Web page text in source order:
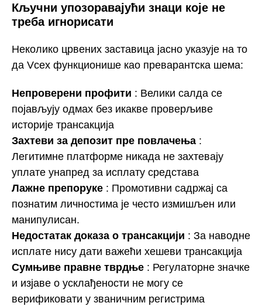
Кључни упозоравајући знаци које не
треба игнорисати
Неколико црвених заставица јасно указује на то
да Vcex функционише као преварантска шема:
Непроверени профити : Велики салда се
појављују одмах без икакве проверљиве
историје трансакција
Захтеви за депозит пре повлачења :
Легитимне платформе никада не захтевају
уплате унапред за исплату средстава
Лажне препоруке : Промотивни садржај са
познатим личностима је често измишљен или
манипулисан.
Недостатак доказа о трансакцији : За наводне
исплате нису дати важећи хешеви трансакција
Сумњиве правне тврдње : Регулаторне значке
и изјаве о усклађености не могу се
верификовати у званичним регистрима